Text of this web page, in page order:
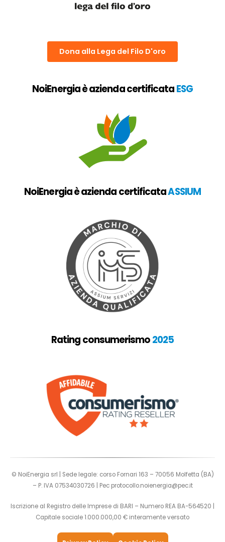
Dona alla Lega del Filo D'oro
NoiEnergia è azienda certificata ESG
NoiEnergia è azienda certificataASSIUM
Rating consumerismo 2025
© NoiEnergia srl | Sede legale: corso Fornari 163 – 70056 Molfetta (BA)
– P. IVA 07534030726 | Pec protocollo.noienergia@pec.it
Iscrizione al Registro delle Imprese di BARI – Numero REA BA-564520 |
Capitale sociale 1.000.000,00 € interamente versato